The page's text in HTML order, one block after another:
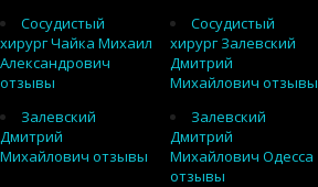
Сосудистый
хирург Чайка Михаил
Александрович
отзывы
Сосудистый
хирург Залевский
Дмитрий
Михайлович отзывы
Залевский
Дмитрий
Михайлович отзывы
Залевский
Дмитрий
Михайлович Одесса
отзывы